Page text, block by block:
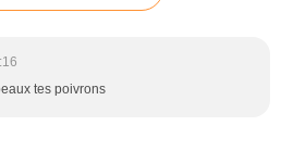
tes poivrons